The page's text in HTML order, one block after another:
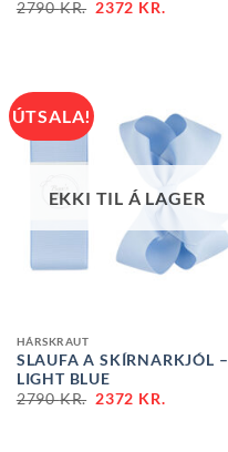
2790KR. 2372 KR.
ÚTSALA!
EKKI TIL Á LAGER
HÁRSKRAUT
SLAUFA A SKÍRNARKJÓL –
LIGHT BLUE
2790KR. 2372 KR.